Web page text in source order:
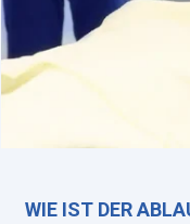
WIE IST DER